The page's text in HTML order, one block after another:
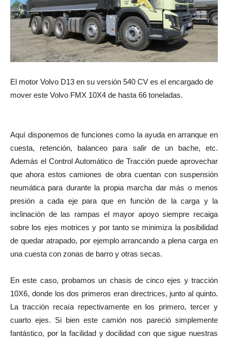
El motor Volvo D13 en su versión 540 CV es el encargado de
mover este Volvo FMX 10X4 de hasta 66 toneladas.
Aquí disponemos de funciones como la ayuda en arranque en
cuesta, retención, balanceo para salir de un bache, etc.
Además el Control Automático de Tracción puede aprovechar
que ahora estos camiones de obra cuentan con suspensión
neumática para durante la propia marcha dar más o menos
presión a cada eje para que en función de la carga y la
inclinación de las rampas el mayor apoyo siempre recaiga
sobre los ejes motrices y por tanto se minimiza la posibilidad
de quedar atrapado, por ejemplo arrancando a plena carga en
una cuesta con zonas de barro y otras secas.
En este caso, probamos un chasis de cinco ejes y tracción
10X6, donde los dos primeros eran directrices, junto al quinto.
La tracción recaía repectivamente en los primero, tercer y
cuarto ejes. Si bien este camión nos pareció simplemente
fantástico, por la facilidad y docilidad con que sigue nuestras